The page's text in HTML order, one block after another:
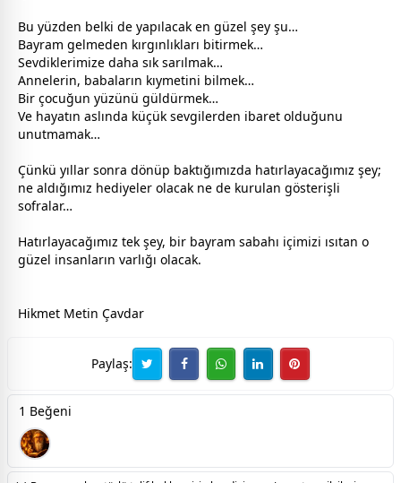
Bu yüzden belki de yapılacak en güzel şey şu…
Bayram gelmeden kırgınlıkları bitirmek…
Sevdiklerimize daha sık sarılmak…
Annelerin, babaların kıymetini bilmek…
Bir çocuğun yüzünü güldürmek…
Ve hayatın aslında küçük sevgilerden ibaret olduğunu
unutmamak…
Çünkü yıllar sonra dönüp baktığımızda hatırlayacağımız şey;
ne aldığımız hediyeler olacak ne de kurulan gösterişli
sofralar…
Hatırlayacağımız tek şey, bir bayram sabahı içimizi ısıtan o
güzel insanların varlığı olacak.
Hikmet Metin Çavdar
Paylaş:
1 Beğeni